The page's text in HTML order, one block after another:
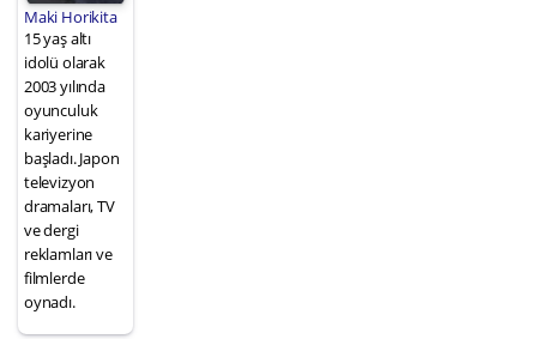
Maki Horikita
15 yaş altı
idolü olarak
2003 yılında
oyunculuk
kariyerine
başladı. Japon
televizyon
dramaları, TV
ve dergi
reklamları ve
filmlerde
oynadı.